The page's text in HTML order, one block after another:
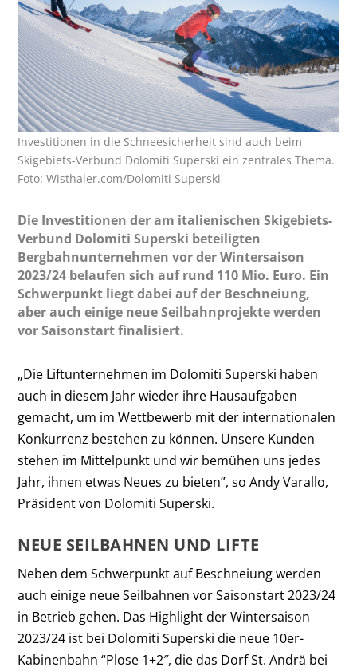
Investitionen in die Schneesicherheit sind auch beim
Skigebiets-Verbund Dolomiti Superski ein zentrales Thema.
Foto: Wisthaler.com/Dolomiti Superski
Die Investitionen der am italienischen Skigebiets-
Verbund Dolomiti Superski beteiligten
Bergbahnunternehmen vor der Wintersaison
2023/24 belaufen sich auf rund 110 Mio. Euro. Ein
Schwerpunkt liegt dabei auf der Beschneiung,
aber auch einige neue Seilbahnprojekte werden
vor Saisonstart finalisiert.
„Die Liftunternehmen im Dolomiti Superski haben
auch in diesem Jahr wieder ihre Hausaufgaben
gemacht, um im Wettbewerb mit der internationalen
Konkurrenz bestehen zu können. Unsere Kunden
stehen im Mittelpunkt und wir bemühen uns jedes
Jahr, ihnen etwas Neues zu bieten”, so Andy Varallo,
Präsident von Dolomiti Superski.
NEUE SEILBAHNEN UND LIFTE
Neben dem Schwerpunkt auf Beschneiung werden
auch einige neue Seilbahnen vor Saisonstart 2023/24
in Betrieb gehen. Das Highlight der Wintersaison
2023/24 ist bei Dolomiti Superski die neue 10er-
Kabinenbahn “Plose 1+2″, die das Dorf St. Andrä bei